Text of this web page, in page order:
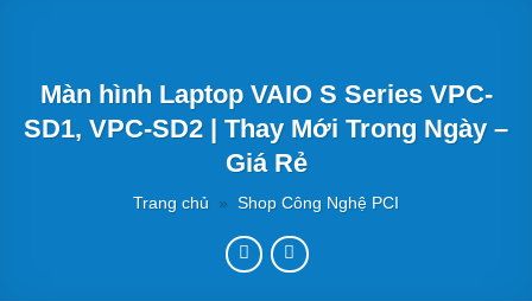
Màn hình Laptop VAIO S Series VPC-
SD1, VPC-SD2 | Thay Mới Trong Ngày –
Giá Rẻ
Trang chủ » Shop Công Nghệ PCI